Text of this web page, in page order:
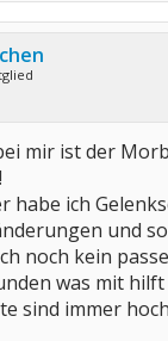
mir ist der
habe ich
und so
noch kein
was mit hilft
sind immer